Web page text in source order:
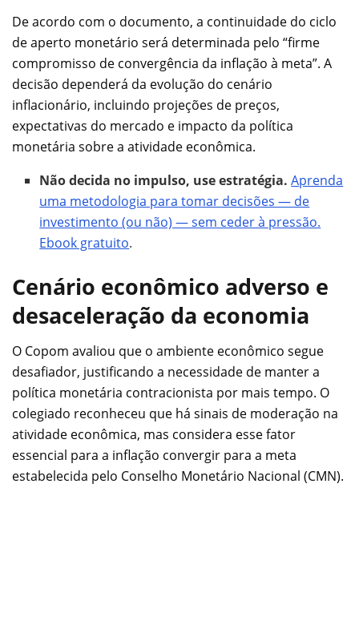
De acordo com o documento, a continuidade do ciclo
de aperto monetário será determinada pelo “firme
compromisso de convergência da inflação à meta”. A
decisão dependerá da evolução do cenário
inflacionário, incluindo projeções de preços,
expectativas do mercado e impacto da política
monetária sobre a atividade econômica.
Não decida no impulso, use estratégia.Aprenda
uma metodologia para tomar decisões — de
investimento (ou não) — sem ceder à pressão.
Ebook gratuito.
Cenário econômico adverso e
desaceleração da economia
O Copom avaliou que o ambiente econômico segue
desafiador, justificando a necessidade de manter a
política monetária contracionista por mais tempo. O
colegiado reconheceu que há sinais de moderação na
atividade econômica, mas considera esse fator
essencial para a inflação convergir para a meta
estabelecida pelo Conselho Monetário Nacional (CMN).